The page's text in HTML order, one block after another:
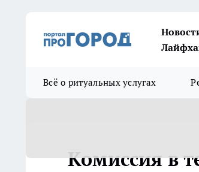
Всё о ритуальных услугах
Комиссия в